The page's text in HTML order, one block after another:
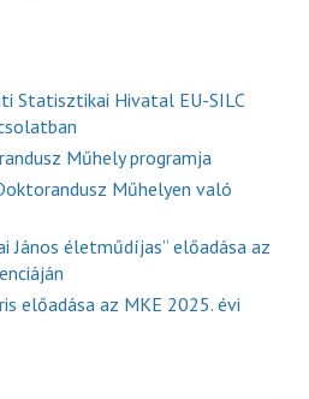
Statisztikai Hivatal EU-SILC
Műhely programja
Műhelyen való
János életműdíjas” előadása az
előadása az MKE 2025. évi